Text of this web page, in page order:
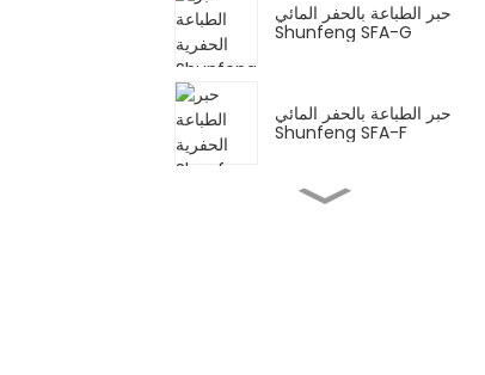
حبر الطباعة بالحفر المائي
Shunfeng SFA-G
حبر الطباعة بالحفر المائي
Shunfeng SFA-F